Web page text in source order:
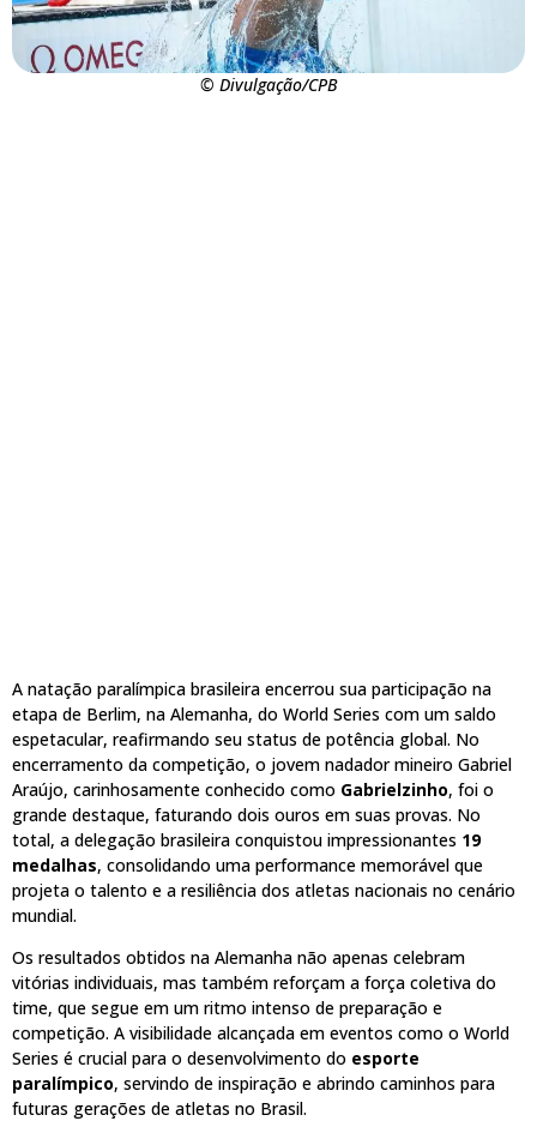
© Divulgação/CPB
A natação paralímpica brasileira encerrou sua participação na
etapa de Berlim, na Alemanha, do World Series com um saldo
espetacular, reafirmando seu status de potência global. No
encerramento da competição, o jovem nadador mineiro Gabriel
Araújo, carinhosamente conhecido como Gabrielzinho, foi o
grande destaque, faturando dois ouros em suas provas. No
total, a delegação brasileira conquistou impressionantes 19
medalhas, consolidando uma performance memorável que
projeta o talento e a resiliência dos atletas nacionais no cenário
mundial.
Os resultados obtidos na Alemanha não apenas celebram
vitórias individuais, mas também reforçam a força coletiva do
time, que segue em um ritmo intenso de preparação e
competição. A visibilidade alcançada em eventos como o World
Series é crucial para o desenvolvimento do esporte
paralímpico, servindo de inspiração e abrindo caminhos para
futuras gerações de atletas no Brasil.